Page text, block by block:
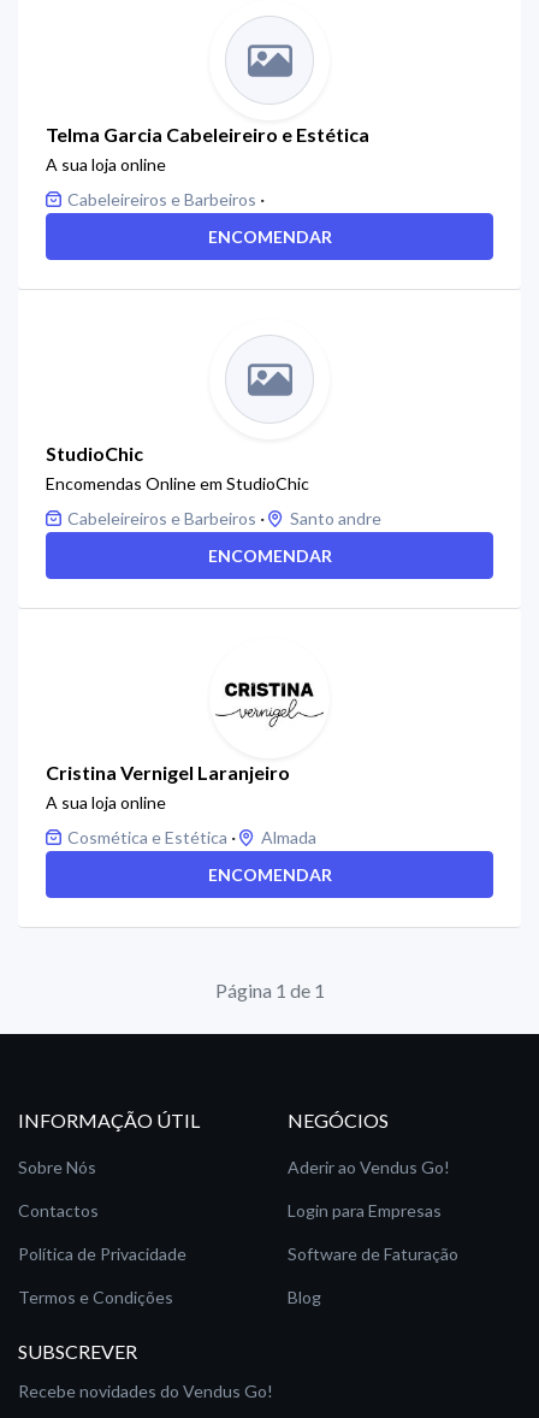
Telma Garcia Cabeleireiro e Estética
A sua loja online
Cabeleireiros e Barbeiros ·
ENCOMENDAR
StudioChic
Encomendas Online em StudioChic
Cabeleireiros e Barbeiros ·
Santo andre
ENCOMENDAR
Cristina Vernigel Laranjeiro
A sua loja online
Cosmética e Estética ·
Almada
ENCOMENDAR
Página 1 de 1
INFORMAÇÃO ÚTIL
Sobre Nós
Contactos
Política de Privacidade
Termos e Condições
NEGÓCIOS
Aderir ao Vendus Go!
Login para Empresas
Software de Faturação
Blog
SUBSCREVER
Recebe novidades do Vendus Go!